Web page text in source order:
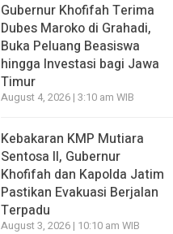
Gubernur Khofifah Terima
Dubes Maroko di Grahadi,
Buka Peluang Beasiswa
hingga Investasi bagi Jawa
Timur
August 4, 2026 | 3:10 am WIB
Kebakaran KMP Mutiara
Sentosa II, Gubernur
Khofifah dan Kapolda Jatim
Pastikan Evakuasi Berjalan
Terpadu
August 3, 2026 | 10:10 am WIB